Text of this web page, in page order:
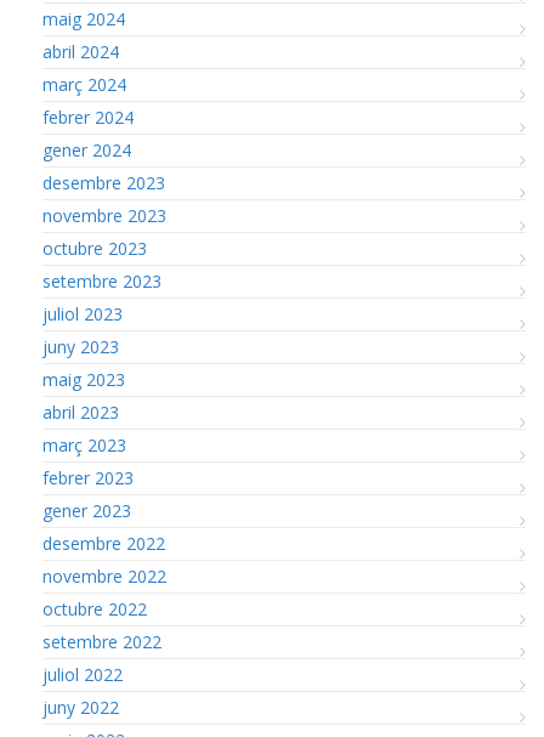
maig 2024
abril 2024
març 2024
febrer 2024
gener 2024
desembre 2023
novembre 2023
octubre 2023
setembre 2023
juliol 2023
juny 2023
maig 2023
abril 2023
març 2023
febrer 2023
gener 2023
desembre 2022
novembre 2022
octubre 2022
setembre 2022
juliol 2022
juny 2022